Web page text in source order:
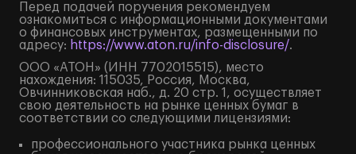
Перед подачей поручения рекомендуем
ознакомиться с информационными документами
о финансовых инструментах, размещенными по
адресу: https://www.aton.ru/info-disclosure/.
ООО «АТОН» (ИНН 7702015515), место
нахождения: 115035, Россия, Москва,
Овчинниковская наб., д. 20 стр. 1, осуществляет
свою деятельность на рынке ценных бумаг в
соответствии со следующими лицензиями:
профессионального участника рынка ценных